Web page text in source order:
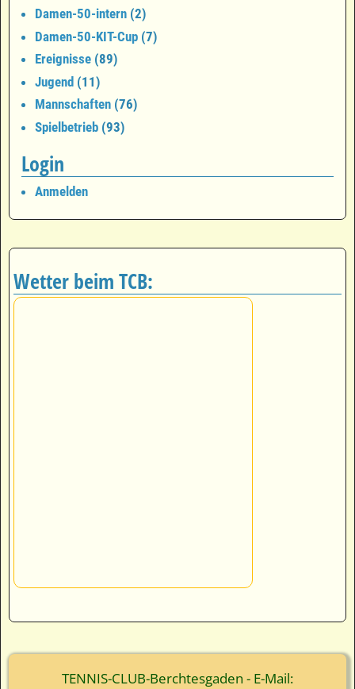
Damen-50-intern (2)
Damen-50-KIT-Cup (7)
Ereignisse (89)
Jugend (11)
Mannschaften (76)
Spielbetrieb (93)
Login
Anmelden
Wetter beim TCB:
TENNIS-CLUB-Berchtesgaden - E-Mail: